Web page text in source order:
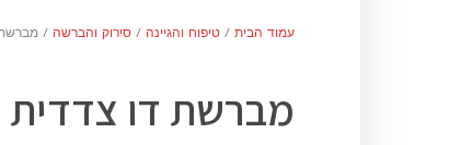
עמוד הבית / טיפוח והגיינה / סירוק והברשה /
מברשת דו צדדית